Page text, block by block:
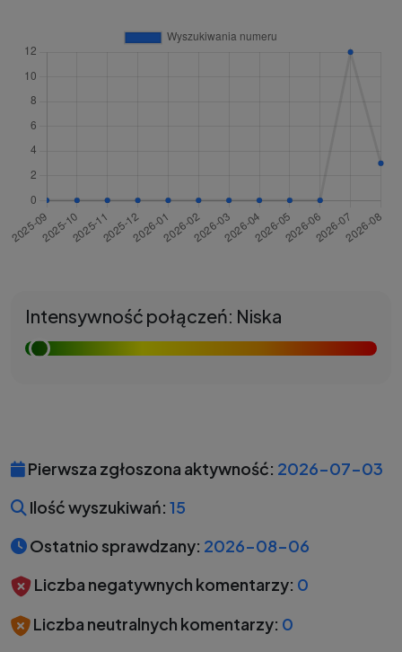
Intensywność połączeń: Niska
Pierwsza zgłoszona aktywność: 2026-07-03
Ilość wyszukiwań: 15
Ostatnio sprawdzany: 2026-08-06
Liczba negatywnych komentarzy: 0
Liczba neutralnych komentarzy: 0